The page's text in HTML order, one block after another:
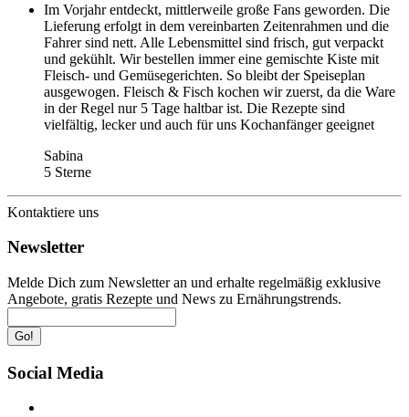
Im Vorjahr entdeckt, mittlerweile große Fans geworden. Die
Lieferung erfolgt in dem vereinbarten Zeitenrahmen und die
Fahrer sind nett. Alle Lebensmittel sind frisch, gut verpackt
und gekühlt. Wir bestellen immer eine gemischte Kiste mit
Fleisch- und Gemüsegerichten. So bleibt der Speiseplan
ausgewogen. Fleisch & Fisch kochen wir zuerst, da die Ware
in der Regel nur 5 Tage haltbar ist. Die Rezepte sind
vielfältig, lecker und auch für uns Kochanfänger geeignet
Sabina
5 Sterne
Kontaktiere uns
Newsletter
Melde Dich zum Newsletter an und erhalte regelmäßig exklusive
Angebote, gratis Rezepte und News zu Ernährungstrends.
Go!
Social Media